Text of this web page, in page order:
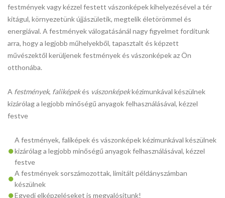
festmények vagy kézzel festett vászonképek kihelyezésével a tér
kitágul, környezetünk újjászületik, megtelik életörömmel és
energiával. A festmények válogatásánál nagy figyelmet fordítunk
arra, hogy a legjobb műhelyekből, tapasztalt és képzett
művészektől kerüljenek festmények és vászonképek az Ön
otthonába.
A festmények, faliképekés vászonképekkézimunkával készülnek
kizárólag a legjobb minőségű anyagok felhasználásával, kézzel
festve
A festmények, faliképek és vászonképek kézimunkával készülnek
kizárólag a legjobb minőségű anyagok felhasználásával, kézzel
festve
A festmények sorszámozottak, limitált példányszámban
készülnek
Egyedi elképzeléseket is megvalósítunk!